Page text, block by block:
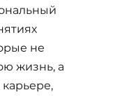
не
жизнь, а